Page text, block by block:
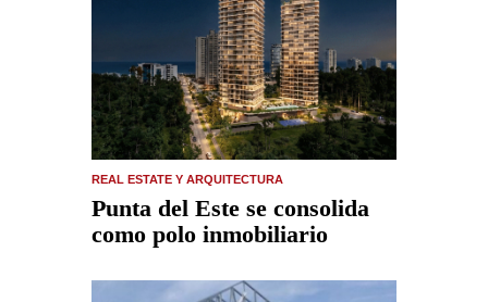
REAL ESTATE Y ARQUITECTURA
Punta del Este se consolida
como polo inmobiliario